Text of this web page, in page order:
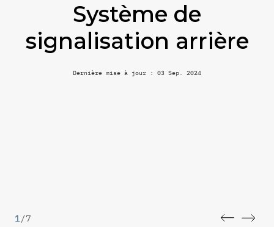
Système de
signalisation arrière
Dernière mise à jour : 03 Sep. 2024
1/7